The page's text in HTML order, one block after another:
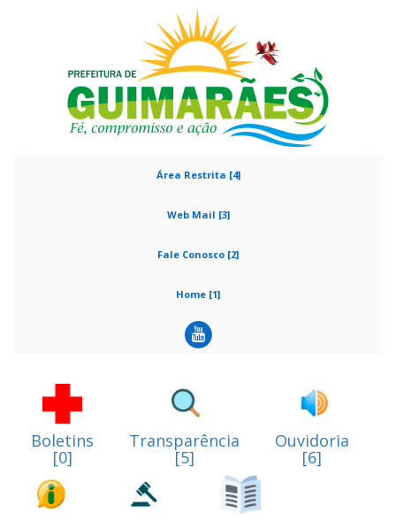
Área Restrita [4]
Web Mail [3]
Fale Conosco [2]
Home [1]
Boletins
[0]
Transparência
[5]
Ouvidoria
[6]